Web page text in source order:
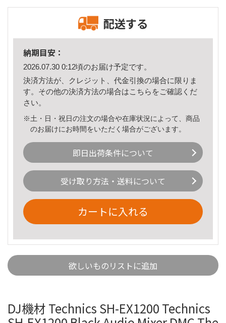
配送する
納期目安：
2026.07.30 0:12頃のお届け予定です。
決済方法が、クレジット、代金引換の場合に限りま
す。その他の決済方法の場合はこちら をご確認くだ
さい。
※土・日・祝日の注文の場合や在庫状況によって、商品
のお届けにお時間をいただく場合がございます。
即日出荷条件について
受け取り方法・送料について
カートに入れる
欲しいものリストに追加
DJ機材 Technics SH-EX1200 Technics